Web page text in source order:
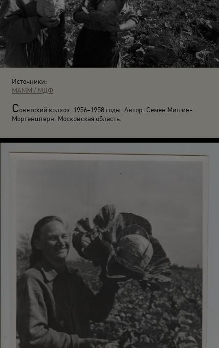
Источники:
МАММ / МДФ
Советский колхоз. 1956–1958 годы. Автор: Семен Мишин-
Моргенштерн. Московская область.